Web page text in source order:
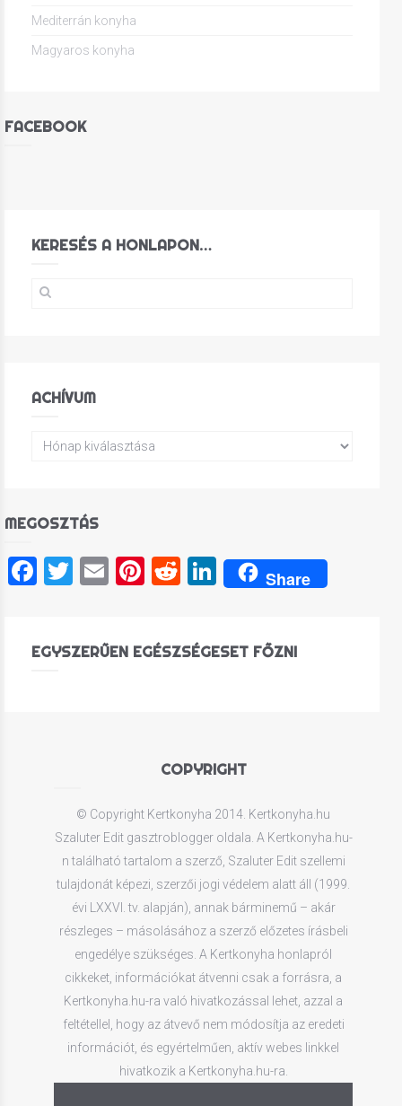
Mediterrán konyha
Magyaros konyha
FACEBOOK
KERESÉS A HONLAPON…
ACHÍVUM
MEGOSZTÁS
Facebook
Twitter
EmailPinterest
RedditLinkedIn
Share
EGYSZERŰEN EGÉSZSÉGESET FŐZNI
COPYRIGHT
© Copyright Kertkonyha 2014. Kertkonyha.hu
Szaluter Edit gasztroblogger oldala. A Kertkonyha.hu-
n található tartalom a szerző, Szaluter Edit szellemi
tulajdonát képezi, szerzői jogi védelem alatt áll (1999.
évi LXXVI. tv. alapján), annak bárminemű – akár
részleges – másolásához a szerző előzetes írásbeli
engedélye szükséges. A Kertkonyha honlapról
cikkeket, információkat átvenni csak a forrásra, a
Kertkonyha.hu-ra való hivatkozással lehet, azzal a
feltétellel, hogy az átvevő nem módosítja az eredeti
információt, és egyértelműen, aktív webes linkkel
hivatkozik a Kertkonyha.hu-ra.